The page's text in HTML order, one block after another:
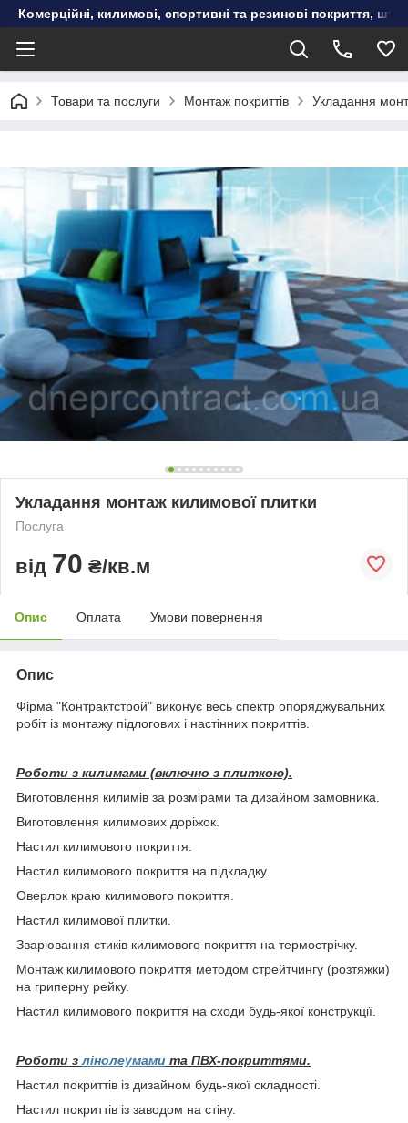
Комерційні, килимові, спортивні та резинові покриття,
Товари та послуги Монтаж покриттів Укладання
Укладання монтаж килимової плитки
Послуга
від 70 ₴/кв.м
Опис Оплата Умови повернення
Опис
Фірма "Контрактстрой" виконує весь спектр опоряджувальних
робіт із монтажу підлогових і настінних покриттів.
Роботи з килимами (включно з плиткою).
Виготовлення килимів за розмірами та дизайном замовника.
Виготовлення килимових доріжок.
Настил килимового покриття.
Настил килимового покриття на підкладку.
Оверлок краю килимового покриття.
Настил килимової плитки.
Зварювання стиків килимового покриття на термострічку.
Монтаж килимового покриття методом стрейтчингу (розтяжки)
на гриперну рейку.
Настил килимового покриття на сходи будь-якої конструкції.
Роботи злінолеумами та ПВХ-покриттями.
Настил покриттів із дизайном будь-якої складності.
Настил покриттів із заводом на стіну.